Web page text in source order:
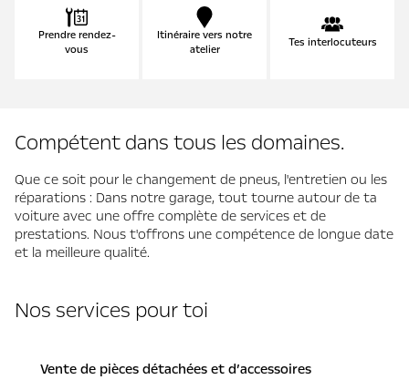
Prendre rendez-
vous
Itinéraire vers notre
atelier
Tes interlocuteurs
Compétent dans tous les domaines.
Que ce soit pour le changement de pneus, l'entretien ou les
réparations : Dans notre garage, tout tourne autour de ta
voiture avec une offre complète de services et de
prestations. Nous t'offrons une compétence de longue date
et la meilleure qualité.
Nos services pour toi
Vente de pièces détachées et d’accessoires